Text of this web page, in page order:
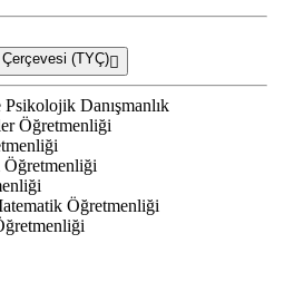
(TYÇ)
Danışmanlık
Öğretmenliği
Öğretmenliği